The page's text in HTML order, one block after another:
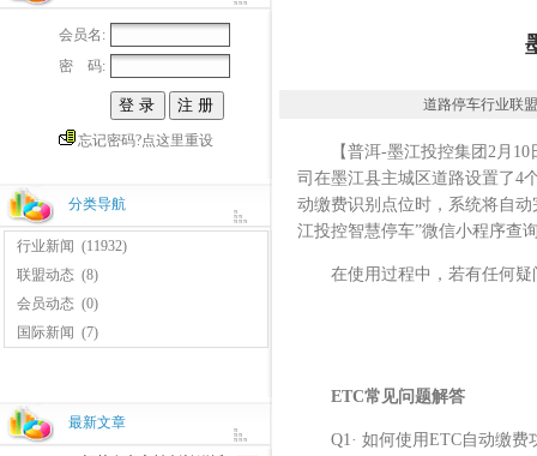
会员名:
密 码:
忘记密码?点这里重设
分类导航
行业新闻 (11932)
联盟动态 (8)
会员动态 (0)
国际新闻 (7)
最新文章
道路停车行业联
【普洱-墨江投控集团2月10
司在墨江县主城区道路设置了4
动缴费识别点位时，系统将自
江投控智慧停车”微信小程序查
在使用过程中，若有任何疑问
ETC常见问题解答
Q1· 如何使用ETC自动缴费